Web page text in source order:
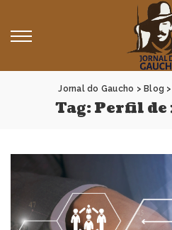
Jornal do Gaucho > Blog >
Tag:Perfil